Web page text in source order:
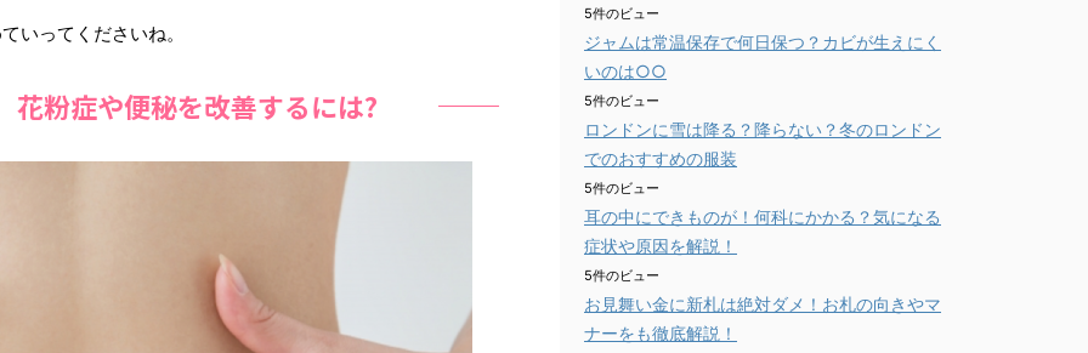
いってくださいね。
花粉症や便秘を改善するには?
5件のビュー
ジャムは常温保存で何日保つ？カビが生えにく
いのは○○
5件のビュー
ロンドンに雪は降る？降らない？冬のロンドン
でのおすすめの服装
5件のビュー
耳の中にできものが！何科にかかる？気になる
症状や原因を解説！
5件のビュー
お見舞い金に新札は絶対ダメ！お札の向きやマ
ナーをも徹底解説！